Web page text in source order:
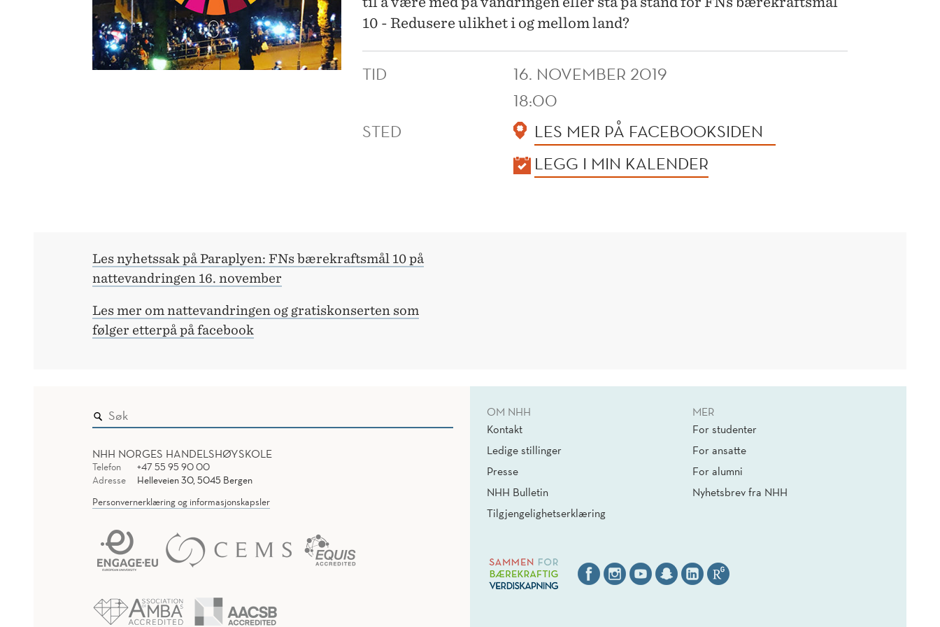
10 - Redusere ulikhet i og mellom land?
TID
16. NOVEMBER 2019
18:00
STED
LES MER PÅ FACEBOOKSIDEN
LEGG I MIN KALENDER
Les nyhetssak på Paraplyen: FNs bærekraftsmål 10 på
nattevandringen 16. november
Les mer om nattevandringen og gratiskonserten som
følger etterpå på facebook
NHH NORGES HANDELSHØYSKOLE
Telefon
+47 55 95 90 00
Adresse
Helleveien 30, 5045 Bergen
Personvernerklæring og informasjonskapsler
OM NHH
Kontakt
Ledige stillinger
Presse
NHH Bulletin
Tilgjengelighetserklæring
MER
For studenter
For ansatte
For alumni
Nyhetsbrev fra NHH